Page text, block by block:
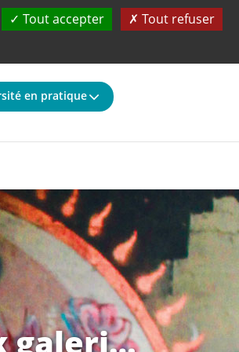
La faculté à 360°
en pratique
galeri…
Tout accepter
Tout refuser